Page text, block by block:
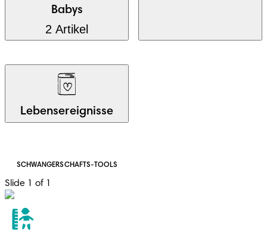
SCHWANGERSCHAFTS-TOOLS
Slide 1 of 1
Babys
2 Artikel
Lebensereignisse